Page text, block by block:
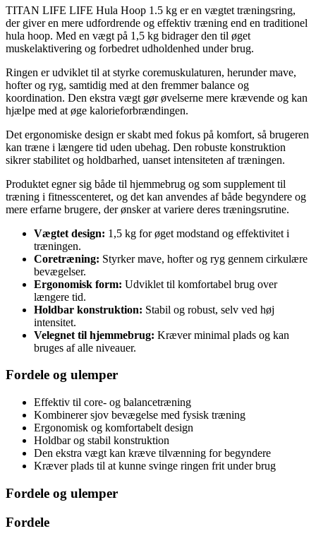
TITAN LIFE LIFE Hula Hoop 1.5 kg er en vægtet træningsring,
der giver en mere udfordrende og effektiv træning end en traditionel
hula hoop. Med en vægt på 1,5 kg bidrager den til øget
muskelaktivering og forbedret udholdenhed under brug.
Ringen er udviklet til at styrke coremuskulaturen, herunder mave,
hofter og ryg, samtidig med at den fremmer balance og
koordination. Den ekstra vægt gør øvelserne mere krævende og kan
hjælpe med at øge kalorieforbrændingen.
Det ergonomiske design er skabt med fokus på komfort, så brugeren
kan træne i længere tid uden ubehag. Den robuste konstruktion
sikrer stabilitet og holdbarhed, uanset intensiteten af træningen.
Produktet egner sig både til hjemmebrug og som supplement til
træning i fitnesscenteret, og det kan anvendes af både begyndere og
mere erfarne brugere, der ønsker at variere deres træningsrutine.
Vægtet design: 1,5 kg for øget modstand og effektivitet i
træningen.
Coretræning: Styrker mave, hofter og ryg gennem cirkulære
bevægelser.
Ergonomisk form: Udviklet til komfortabel brug over
længere tid.
Holdbar konstruktion: Stabil og robust, selv ved høj
intensitet.
Velegnet til hjemmebrug: Kræver minimal plads og kan
bruges af alle niveauer.
Fordele og ulemper
Effektiv til core- og balancetræning
Kombinerer sjov bevægelse med fysisk træning
Ergonomisk og komfortabelt design
Holdbar og stabil konstruktion
Den ekstra vægt kan kræve tilvænning for begyndere
Kræver plads til at kunne svinge ringen frit under brug
Fordele og ulemper
Fordele